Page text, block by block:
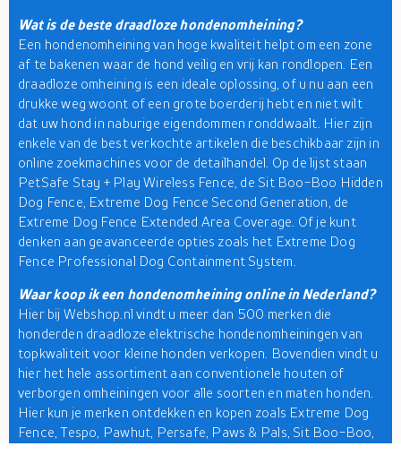
Wat is de beste draadloze hondenomheining?
Een hondenomheining van hoge kwaliteit helpt om een zone
af te bakenen waar de hond veilig en vrij kan rondlopen. Een
draadloze omheining is een ideale oplossing, of u nu aan een
drukke weg woont of een grote boerderij hebt en niet wilt
dat uw hond in naburige eigendommen ronddwaalt. Hier zijn
enkele van de best verkochte artikelen die beschikbaar zijn in
online zoekmachines voor de detailhandel. Op de lijst staan
PetSafe Stay + Play Wireless Fence, de Sit Boo-Boo Hidden
Dog Fence, Extreme Dog Fence Second Generation, de
Extreme Dog Fence Extended Area Coverage. Of je kunt
denken aan geavanceerde opties zoals het Extreme Dog
Fence Professional Dog Containment System.
Waar koop ik een hondenomheining online in Nederland?
Hier bij Webshop.nl vindt u meer dan 500 merken die
honderden draadloze elektrische hondenomheiningen van
topkwaliteit voor kleine honden verkopen. Bovendien vindt u
hier het hele assortiment aan conventionele houten of
verborgen omheiningen voor alle soorten en maten honden.
Hier kun je merken ontdekken en kopen zoals Extreme Dog
Fence, Tespo, Pawhut, Persafe, Paws & Pals, Sit Boo-Boo,